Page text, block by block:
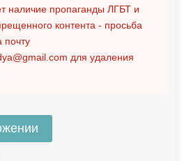
наличие пропаганды ЛГБТ и
контента - просьба
почту
для удаления